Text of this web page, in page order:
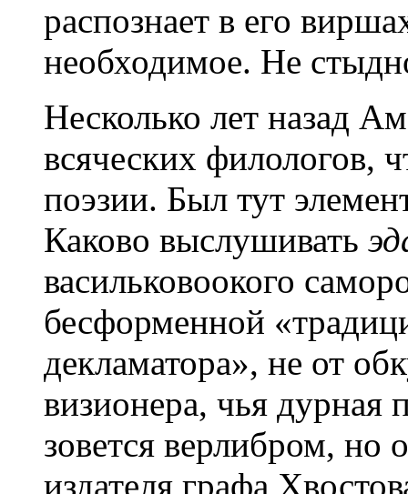
распознает в его
необходимое. Не
Несколько лет назад
всяческих филологов,
поэзии. Был тут
Каково выслушивать
васильковоокого
бесформенной
декламатора», не от
визионера, чья дурная
зовется верлибром, но
издателя графа